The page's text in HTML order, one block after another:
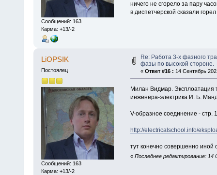
Сообщений: 163
Карма: +13/-2
ничего не сгорело за пару
в диспетчерской сказали
LiOPSIK
Постоялец
Сообщений: 163
Карма: +13/-2
Re: Работа 3-х фазного
фазы по высокой стороне.
« Ответ #16 : 14 Сентябрь
Милан Видмар. Эксплоатация
инженера-электрика И. Б.
V-образное соединение - стр.
http://electricalschool.info/
тут конечно совершенно иной
« Последнее редактирование: 14